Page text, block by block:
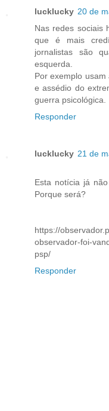
lucklucky 20 de
Nas redes sociais
que é mais
jornalistas são
esquerda.
Por exemplo
e assédio do
guerra psicológica.
Responder
lucklucky 21 de
Esta notícia já
Porque será?
https://
observador-foi-
psp/
Responder